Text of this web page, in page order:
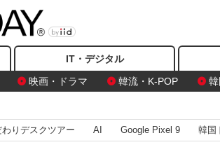
IT・デジタル
映画・ドラマ
韓流・K-POP
わりデスクツアー AI Google Pixel 9 韓国